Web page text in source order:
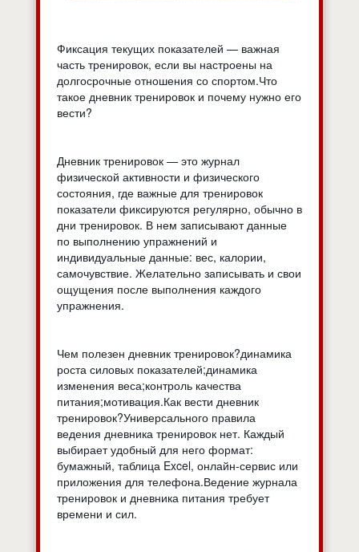
Фиксация текущих показателей — важная
часть тренировок, если вы настроены на
долгосрочные отношения со спортом.Что
такое дневник тренировок и почему нужно его
вести?
Дневник тренировок — это журнал
физической активности и физического
состояния, где важные для тренировок
показатели фиксируются регулярно, обычно в
дни тренировок. В нем записывают данные
по выполнению упражнений и
индивидуальные данные: вес, калории,
самочувствие. Желательно записывать и свои
ощущения после выполнения каждого
упражнения.
Чем полезен дневник тренировок?динамика
роста силовых показателей;динамика
изменения веса;контроль качества
питания;мотивация.Как вести дневник
тренировок?Универсального правила
ведения дневника тренировок нет. Каждый
выбирает удобный для него формат:
бумажный, таблица Excel, онлайн-сервис или
приложения для телефона.Ведение журнала
тренировок и дневника питания требует
времени и сил.